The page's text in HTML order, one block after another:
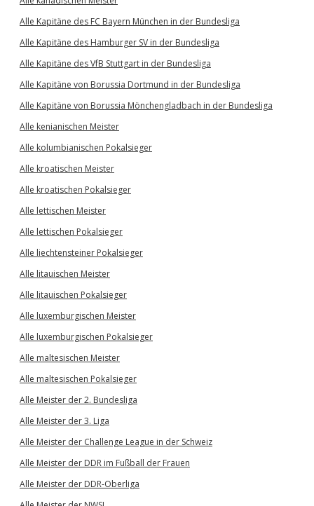
Alle Kapitäne des FC Bayern München in der Bundesliga
Alle Kapitäne des Hamburger SV in der Bundesliga
Alle Kapitäne des VfB Stuttgart in der Bundesliga
Alle Kapitäne von Borussia Dortmund in der Bundesliga
Alle Kapitäne von Borussia Mönchengladbach in der Bundesliga
Alle kenianischen Meister
Alle kolumbianischen Pokalsieger
Alle kroatischen Meister
Alle kroatischen Pokalsieger
Alle lettischen Meister
Alle lettischen Pokalsieger
Alle liechtensteiner Pokalsieger
Alle litauischen Meister
Alle litauischen Pokalsieger
Alle luxemburgischen Meister
Alle luxemburgischen Pokalsieger
Alle maltesischen Meister
Alle maltesischen Pokalsieger
Alle Meister der 2. Bundesliga
Alle Meister der 3. Liga
Alle Meister der Challenge League in der Schweiz
Alle Meister der DDR im Fußball der Frauen
Alle Meister der DDR-Oberliga